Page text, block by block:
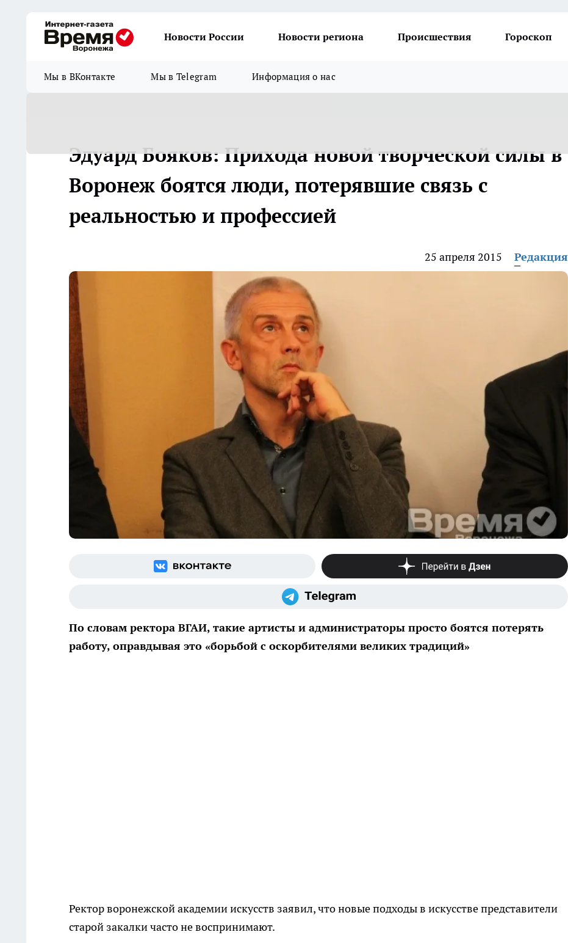
Новости России Новости региона Происшествия Гороскоп
Мы в ВКонтакте Мы в Telegram Информация о нас
Эдуард Бояков: Прихода новой творческой силы в
Воронеж боятся люди, потерявшие связь с
реальностью и профессией
25 апреля 2015 Редакция
По словам ректора ВГАИ, такие артисты и администраторы просто боятся потерять
работу, оправдывая это «борьбой с оскорбителями великих традиций»
Ректор воронежской академии искусств заявил, что новые подходы в искусстве представители
старой закалки часто не воспринимают.